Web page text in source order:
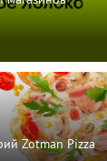
Zotman Pizza